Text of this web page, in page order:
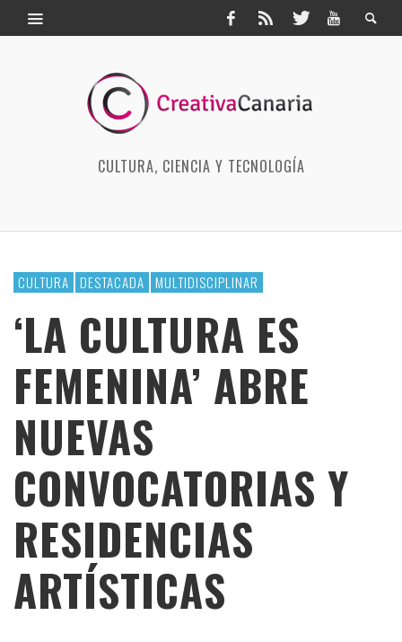
CULTURA, CIENCIA Y TECNOLOGÍA
CULTURA DESTACADA MULTIDISCIPLINAR
‘LA CULTURA ES
FEMENINA’ ABRE
NUEVAS
CONVOCATORIAS Y
RESIDENCIAS
ARTÍSTICAS